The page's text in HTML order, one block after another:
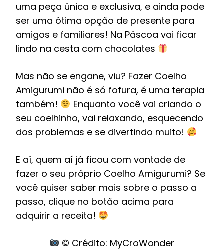
uma peça única e exclusiva, e ainda pode
ser uma ótima opção de presente para
amigos e familiares! Na Páscoa vai ficar
lindo na cesta com chocolates
Mas não se engane, viu? Fazer Coelho
Amigurumi não é só fofura, é uma terapia
também!
Enquanto você vai criando o
seu coelhinho, vai relaxando, esquecendo
dos problemas e se divertindo muito!
E aí, quem aí já ficou com vontade de
fazer o seu próprio Coelho Amigurumi? Se
você quiser saber mais sobre o passo a
passo, clique no botão acima para
adquirir a receita!
© Crédito: MyCroWonder